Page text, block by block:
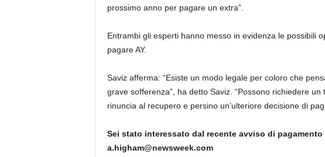
prossimo anno per pagare un extra”.
Entrambi gli esperti hanno messo in evidenza le possibili
pagare AY.
Saviz afferma: “Esiste un modo legale per coloro che
grave sofferenza”, ha detto Saviz. “Possono richiedere
rinuncia al recupero e persino un’ulteriore decisione di
Sei stato interessato dal recente avviso di
a.higham@newsweek.com